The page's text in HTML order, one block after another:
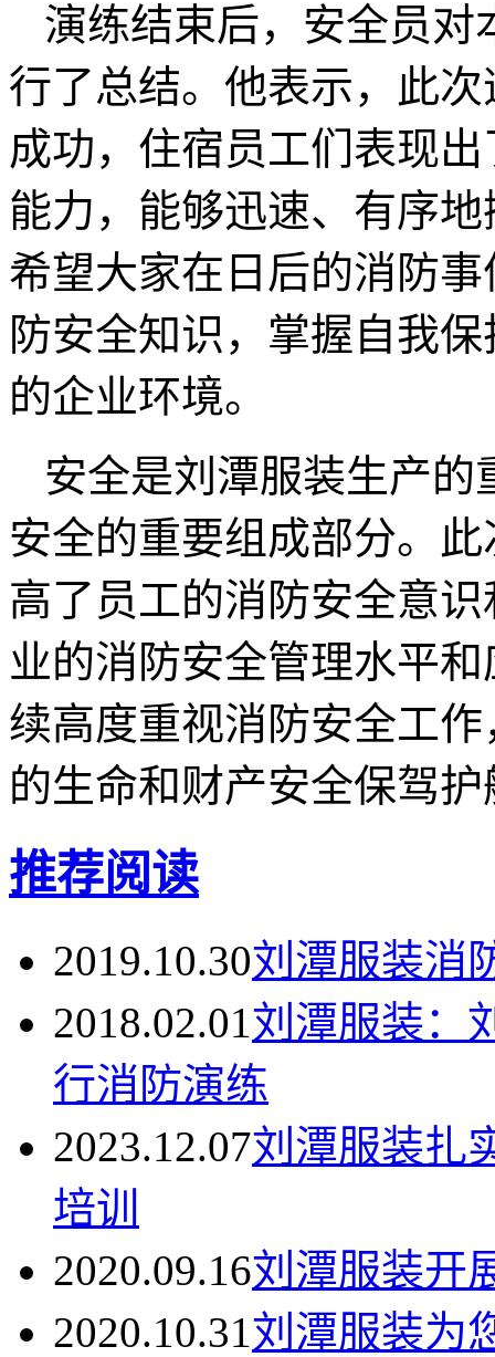
演练结束后，安全员对
行了总结。他表示，此
成功，住宿员工们表现
能力，能够迅速、有序
希望大家在日后的消防
防安全知识，掌握自我
的企业环境。
安全是刘潭服装生产
安全的重要组成部分。
高了员工的消防安全意
业的消防安全管理水平
续高度重视消防安全工
的生命和财产安全保驾护
推荐阅读
2019.10.30刘潭服装消
2018.02.01刘潭服装：
行消防演练
2023.12.07刘潭服装扎
培训
2020.09.16刘潭服装开
2020.10.31刘潭服装为